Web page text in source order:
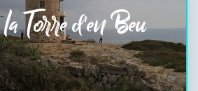
Torre d'en Beu